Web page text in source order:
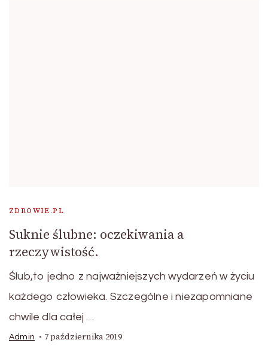
ZDROWIE.PL
Suknie ślubne: oczekiwania a
rzeczywistość.
Ślub,to jedno z najważniejszych wydarzeń w życiu
każdego człowieka. Szczególne i niezapomniane
chwile dla całej …
Admin 7 października 2019